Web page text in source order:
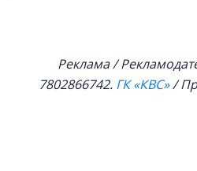
Реклама /
7802866742. ГК «КВС»/